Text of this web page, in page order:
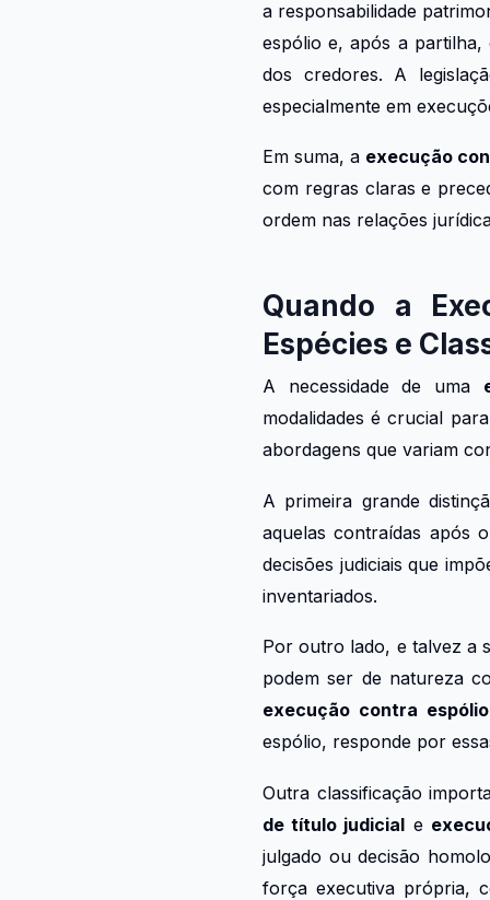
a responsabilidade
espólio e, após a
dos credores. A
especialmente em
Em suma, a execução
com regras claras e
ordem nas relações
Quando a
Espécies e
A necessidade de uma
modalidades é crucial
abordagens que variam
A primeira grande
aquelas contraídas após
decisões judiciais que
inventariados.
Por outro lado, e talvez a
podem ser de natureza
execução contra espólio
espólio, responde por
Outra classificação
de título judicial e
julgado ou decisão
força executiva própria,